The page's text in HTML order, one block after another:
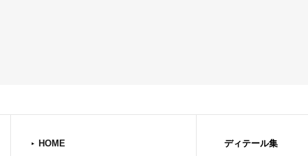
HOME ディテール集